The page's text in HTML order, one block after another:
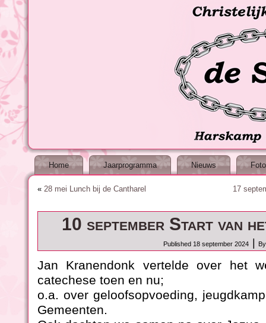
Home Jaarprogramma Nieuws
« 28 mei Lunch bij de Cantharel 17
10 september Start van
Published 18 september 2024 By
Jan Kranendonk vertelde over het
catechese toen en nu;
o.a. over geloofsopvoeding,
Gemeenten.